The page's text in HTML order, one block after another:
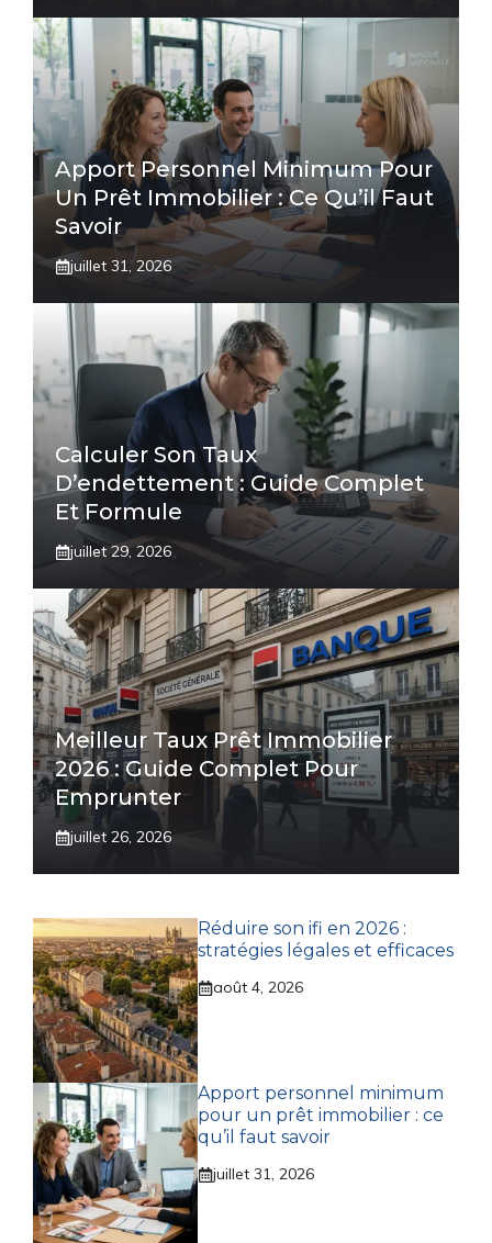
Apport Personnel Minimum Pour
Un Prêt Immobilier : Ce Qu’il Faut
Savoir
juillet 31, 2026
Calculer Son Taux
D’endettement : Guide Complet
Et Formule
juillet 29, 2026
Meilleur Taux Prêt Immobilier
2026 : Guide Complet Pour
Emprunter
juillet 26, 2026
Réduire son ifi en 2026 :
stratégies légales et efficaces
août 4, 2026
Apport personnel minimum
pour un prêt immobilier : ce
qu’il faut savoir
juillet 31, 2026